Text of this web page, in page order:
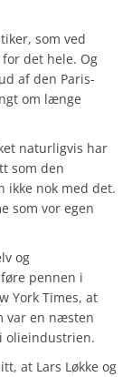
som ved
det hele. Og
af den Paris-
om længe
naturligvis har
som den
ikke nok med det.
som vor egen
og
pennen i
York Times, at
var en næsten
olieindustrien.
at Lars Løkke og